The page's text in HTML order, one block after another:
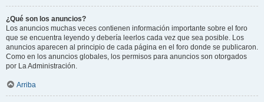
¿Qué son los anuncios?
Los anuncios muchas veces contienen información importante sobre el foro
que se encuentra leyendo y debería leerlos cada vez que sea posible. Los
anuncios aparecen al principio de cada página en el foro donde se publicaron.
Como en los anuncios globales, los permisos para anuncios son otorgados
por La Administración.
Arriba